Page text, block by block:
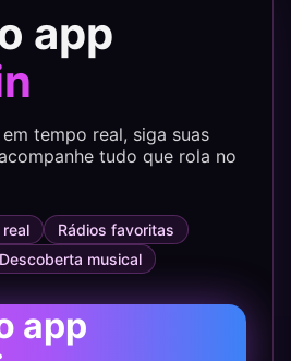
app
tempo real, siga suas
tudo que rola no
Rádios favoritas
Descoberta musical
app